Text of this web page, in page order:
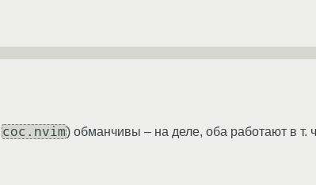
coc.nvim) обманчивы – на деле, оба работают в т.